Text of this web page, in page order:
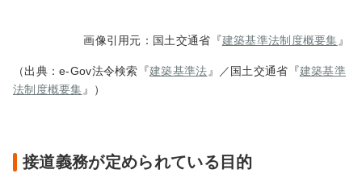
画像引用元：国土交通省『建築基準法制度概要集』
（出典：e-Gov法令検索『建築基準法 』／国土交通省『建築基準
法制度概要集 』）
接道義務が定められている目的